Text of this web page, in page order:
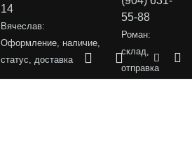
14
Вячеслав:
Оформление, наличие,
статус, доставка
55-88
Роман:
склад,
отправка